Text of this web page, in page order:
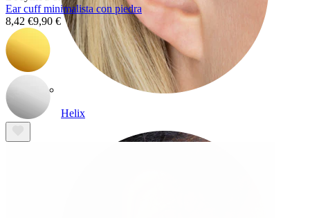
Helix
Ear cuff minimalista con piedra
8,42 €9,90 €